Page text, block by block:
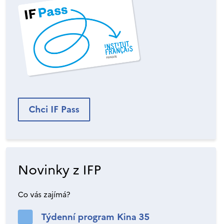
Chci IF Pass
Novinky z IFP
Co vás zajímá?
Týdenní program Kina 35